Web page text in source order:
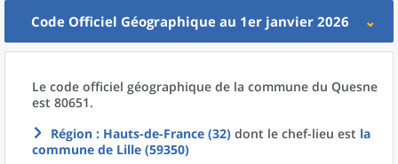
Code Officiel Géographique au 1er janvier 2026
Le code officiel géographique de la commune du Quesne
est 80651.
Région : Hauts-de-France (32) dont le chef-lieu est la
commune de Lille (59350)